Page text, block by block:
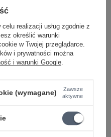
1x0.23mm²
Prosty i kątowy
KABLE
Parametry bezpieczeństwa
realizacji usług zgodnie z
określić warunki
w Twojej przeglądarce.
i prywatności można
i warunki Google.
(wymagane)
Zawsze
aktywne